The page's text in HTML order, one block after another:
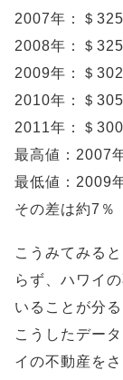
2007年：＄
2008年：＄
2009年：＄
2010年：＄
2011年：＄
最高値：2007
最低値：2009
その差は約7％
こうみてみる
らず、ハワイ
いることが分る
こうしたデー
イの不動産を